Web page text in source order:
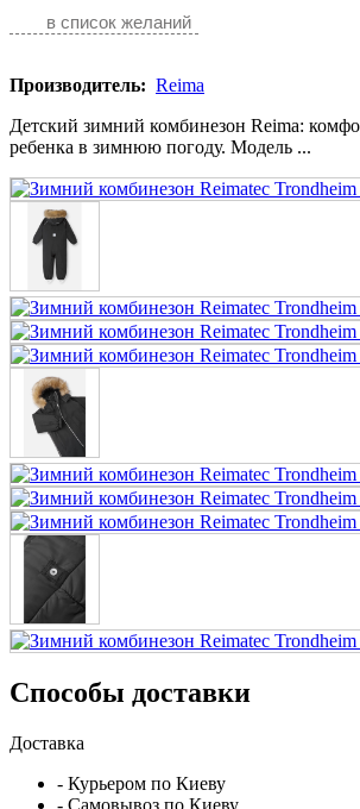
в список желаний
Производитель: Reima
Детский зимний комбинезон Reima:
ребенка в зимнюю погоду. Модель ...
Способы доставки
Доставка
- Курьером по Киеву
- Самовывоз по Киеву